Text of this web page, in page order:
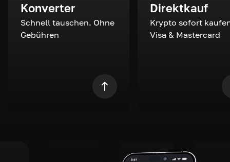
Konverter
Schnell tauschen. Ohne
Gebühren
Direktkauf
Krypto sofort
Visa & Mastercard